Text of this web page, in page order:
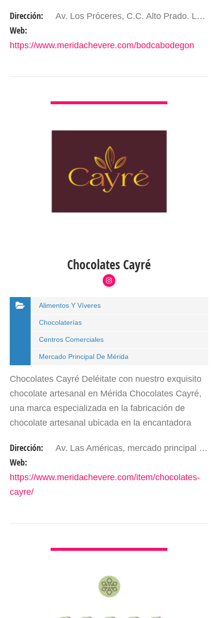
licores al mayor y…
Dirección: Av. Los Próceres, C.C. Alto Prado. Local 3 PB Parte posterior del Centro Comercial. Mérida - Edo. Mérida. Venezuela.
Web:
https://www.meridachevere.com/bodcabodegon
Chocolates Cayré
Alimentos Y Víveres
Chocolaterías
Centros Comerciales
Mercado Principal De Mérida
Chocolates Cayré Deléitate con nuestro exquisito
chocolate artesanal en Mérida Chocolates Cayré,
una marca especializada en la fabricación de
chocolate artesanal ubicada en la encantadora
situados en el…
Dirección: Av. Las Américas, mercado principal de Mérida, piso 3. Mérida - Edo. Mérida. Venezuela.
Web:
https://www.meridachevere.com/item/chocolates-
cayre/